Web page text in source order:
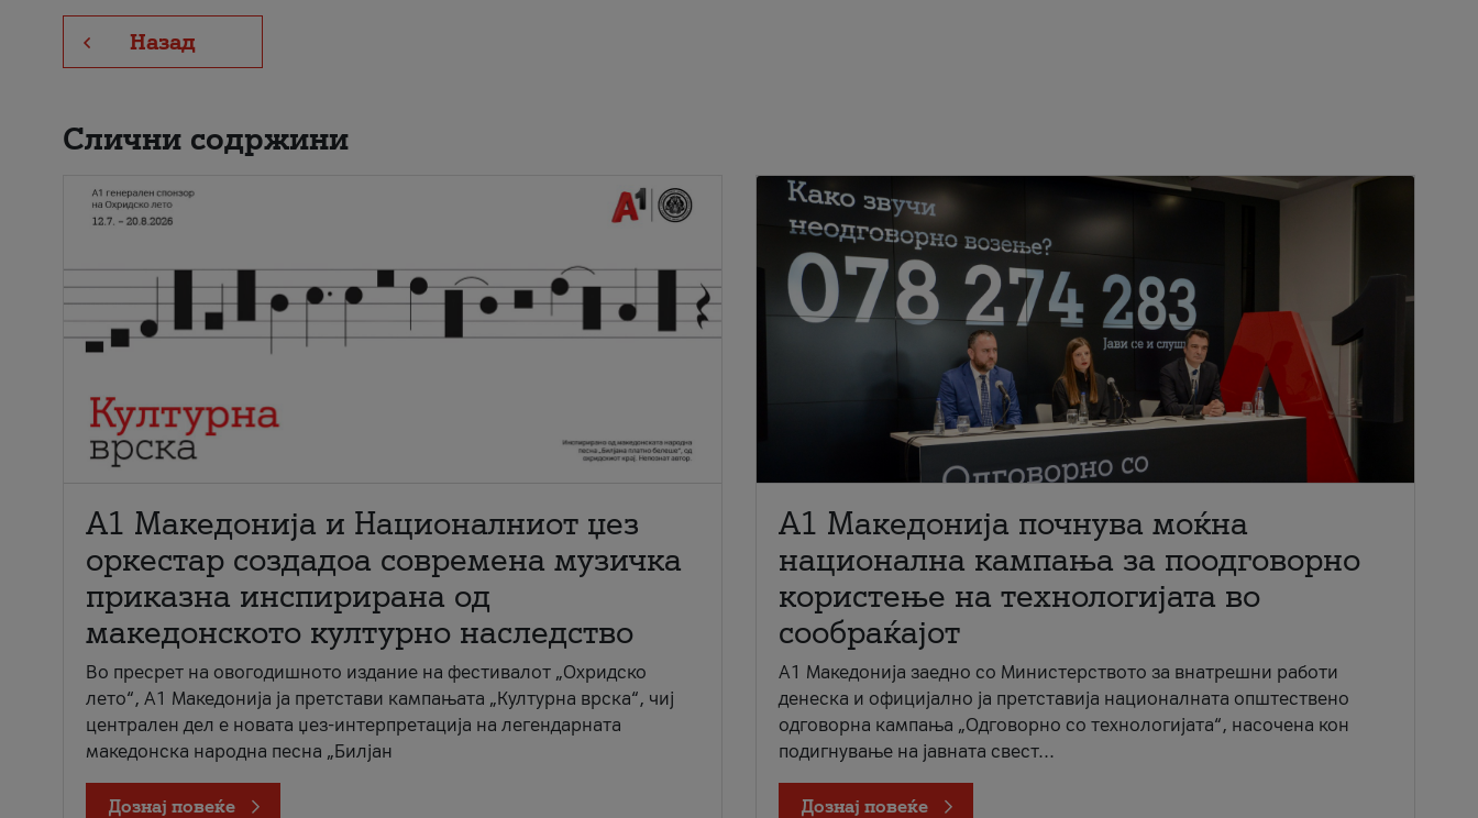
Назад
Слични содржини
А1 Македонија и Националниот џез
оркестар создадоа современа музичка
приказна инспирирана од
македонското културно наследство
Во пресрет на овогодишното издание на фестивалот „Охридско
лето“, А1 Македонија ја претстави кампањата „Културна врска“, чиј
централен дел е новата џез-интерпретација на легендарната
македонска народна песна „Билјан
Дознај повеќе
A1 Македонија почнува моќна
национална кампања за поодговорно
користење на технологијата во
сообраќајот
A1 Македонија заедно со Министерството за внатрешни работи
денеска и официјално ја претставија националната општествено
одговорна кампања „Одговорно со технологијата“, насочена кон
подигнување на јавната свест...
Дознај повеќе